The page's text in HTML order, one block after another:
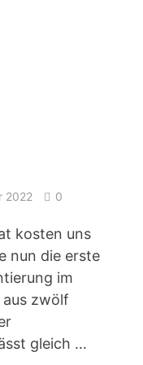
2022 0
kosten uns
nun die erste
im
zwölf
gleich …